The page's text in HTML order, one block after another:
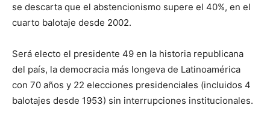
se descarta que el abstencionismo supere el 40%, en el
cuarto balotaje desde 2002.
Será electo el presidente 49 en la historia republicana
del país, la democracia más longeva de Latinoamérica
con 70 años y 22 elecciones presidenciales (incluidos 4
balotajes desde 1953) sin interrupciones institucionales.